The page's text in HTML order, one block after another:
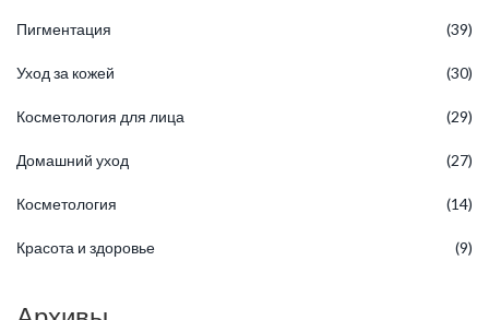
Пигментация (39)
Уход за кожей (30)
Косметология для лица (29)
Домашний уход (27)
Косметология (14)
Красота и здоровье (9)